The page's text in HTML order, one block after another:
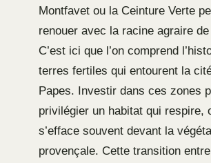
Montfavet ou la Ceinture Verte
renouer avec la racine agraire
C’est ici que l’on comprend
terres fertiles qui entourent la
Papes. Investir dans ces zones
privilégier un habitat qui respire,
s’efface souvent devant la
provençale. Cette transition entre